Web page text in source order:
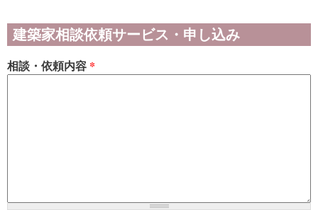
建築家相談依頼サービス・申し込み
相談・依頼内容 *